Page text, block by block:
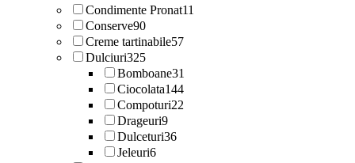
Condimente Pronat11
Conserve90
Creme tartinabile57
Dulciuri325
Bomboane31
Ciocolata144
Compoturi22
Drageuri9
Dulceturi36
Jeleuri6